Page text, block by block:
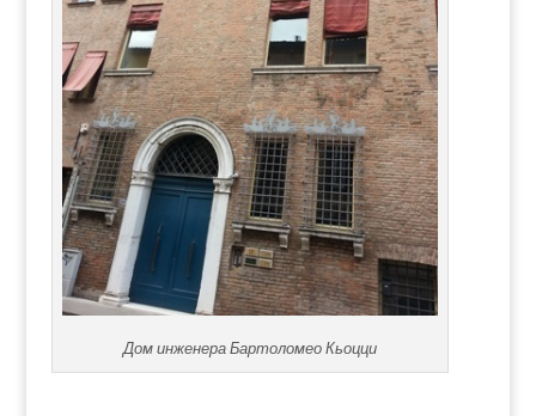
Дом инженера Бартоломео Кьоцци